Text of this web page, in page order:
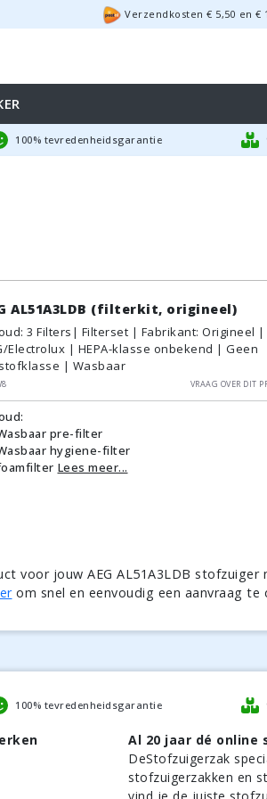
Verzendkosten € 5,50 en €
100% tevredenheidsgarantie
AL51A3LDB (filterkit, origineel)
: 3 Filters | Filterset | Fabrikant: Origineel |
Electrolux | HEPA-klasse onbekend | Geen
| Wasbaar
Vraag over dit
pre-filter
hygiene-filter
Lees meer...
voor jouw AEG AL51A3LDB stofzuiger
om snel en eenvoudig een aanvraag te
100% tevredenheidsgarantie
Al 20 jaar dé online
DeStofzuigerzak
stofzuigerzakken en